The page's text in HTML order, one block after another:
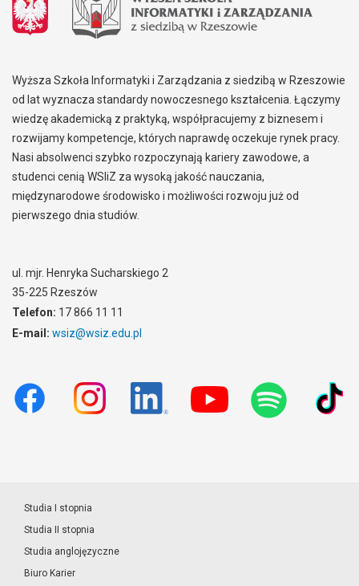
Wyższa Szkoła Informatyki i Zarządzania z siedzibą w Rzeszowie
od lat wyznacza standardy nowoczesnego kształcenia. Łączymy
wiedzę akademicką z praktyką, współpracujemy z biznesem i
rozwijamy kompetencje, których naprawdę oczekuje rynek pracy.
Nasi absolwenci szybko rozpoczynają kariery zawodowe, a
studenci cenią WSIiZ za wysoką jakość nauczania,
międzynarodowe środowisko i możliwości rozwoju już od
pierwszego dnia studiów.
ul. mjr. Henryka Sucharskiego 2
35-225 Rzeszów
Telefon: 17 866 11 11
E-mail: wsiz@wsiz.edu.pl
Studia I stopnia
Studia II stopnia
Studia anglojęzyczne
Biuro Karier